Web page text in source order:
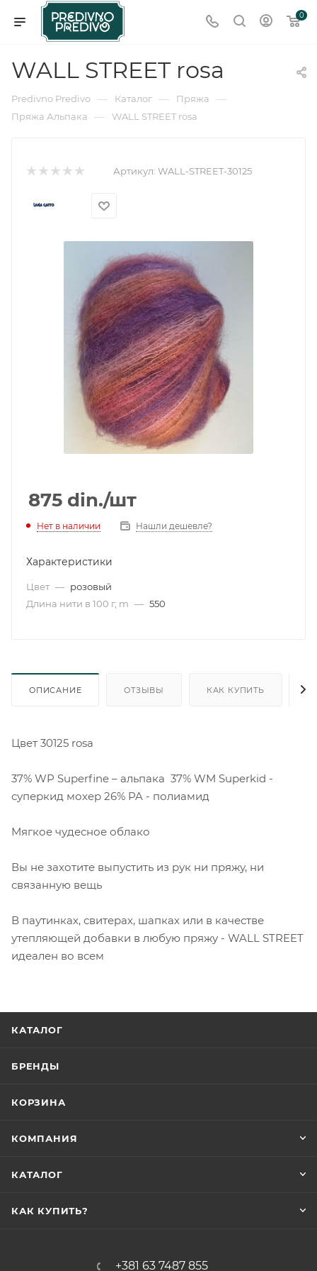
0
WALL STREET rosa
Predivno Predivo — Каталог — Пряжа —
Пряжа Альпака — WALL STREET rosa
Артикул: WALL-STREET-30125
875 din./шт
Нет в наличии Нашли дешевле?
Характеристики
Цвет — розовый
Длина нити в 100 г, m — 550
ОПИСАНИЕ ОТЗЫВЫ КАК КУПИТЬ
Цвет 30125 rosa
37% WP Superfine – альпака 37% WM Superkid -
суперкид мохер 26% PA - полиамид
Мягкое чудесное облако
Вы не захотите выпустить из рук ни пряжу, ни
связанную вещь
В паутинках, свитерах, шапках или в качестве
утепляющей добавки в любую пряжу - WALL STREET
идеален во всем
КАТАЛОГ
БРЕНДЫ
КОРЗИНА
КОМПАНИЯ
КАТАЛОГ
КАК КУПИТЬ?
+381 63 7487 855